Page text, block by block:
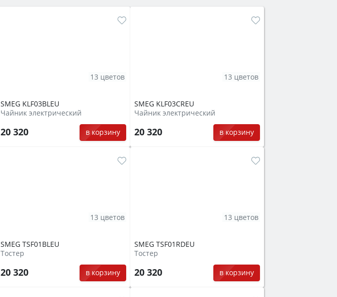
SMEG KLF03BLEU
Чайник электрический
20 320 в корзину
13 цветов
SMEG KLF03CREU
Чайник электрический
20 320 в корзину
13 цветов
SMEG TSF01BLEU
Тостер
20 320 в корзину
13 цветов
SMEG TSF01RDEU
Тостер
20 320 в корзину
13 цветов